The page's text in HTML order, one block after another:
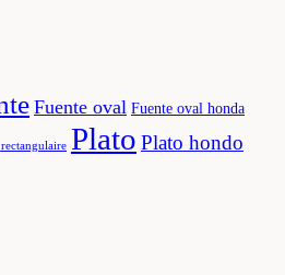
Fuente oval Fuente oval honda
rectangulaire Plato Plato hondo